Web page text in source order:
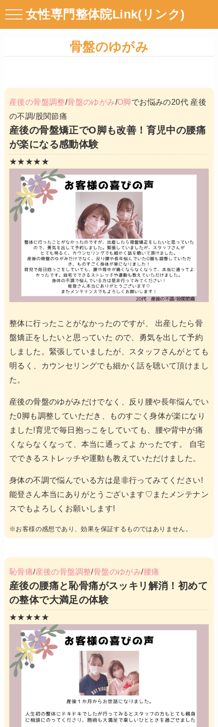
女性専門整体院Link(リンク)
骨盤のゆがみ
産後の骨盤調整/骨盤のゆがみ/O脚でお悩みの20代 産後
の不調/股関節痛
産後の骨盤矯正でO脚も改善！育児中の腰痛
が楽になる感動体験
★★★★★
整体に行ったことがなかったのですが、 出産したら骨
盤矯正をしたいと思っていた ので、勇気を出して予約
しました。緊張していましたが、スタッフさんがとても
明るく、カウンセリングでも細かく話を聴いて頂けまし
た。
産後の骨盤のゆがみだけでなく、反り腰や長年悩んでい
た0脚も調整していただき、ものすごく身体が楽になり
ました!育児で毎日抱っこをしていても、腰や背中が痛
くならなくなって、本当に通ってよ かったです。 自宅
でできるストレッチや運動も教えていただけました。
身体の不調で悩んでいる方は是非行ってみてください!
能登さん本当にありがとうございます♡またメンテナン
スでもよろしくお願いします!
※お客様の感想であり、効果を保証するものではありません。
恥骨痛/産後の骨盤調整/骨盤のゆがみ/腰痛
産後の腰痛と恥骨痛がスッキリ解消！初めて
の整体で大満足の体験
★★★★★